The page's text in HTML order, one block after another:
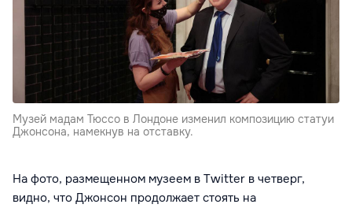
Музей мадам Тюссо в Лондоне изменил композицию статуи
Джонсона, намекнув на отставку.
На фото, размещенном музеем в Twitter в четверг,
видно, что Джонсон продолжает стоять на